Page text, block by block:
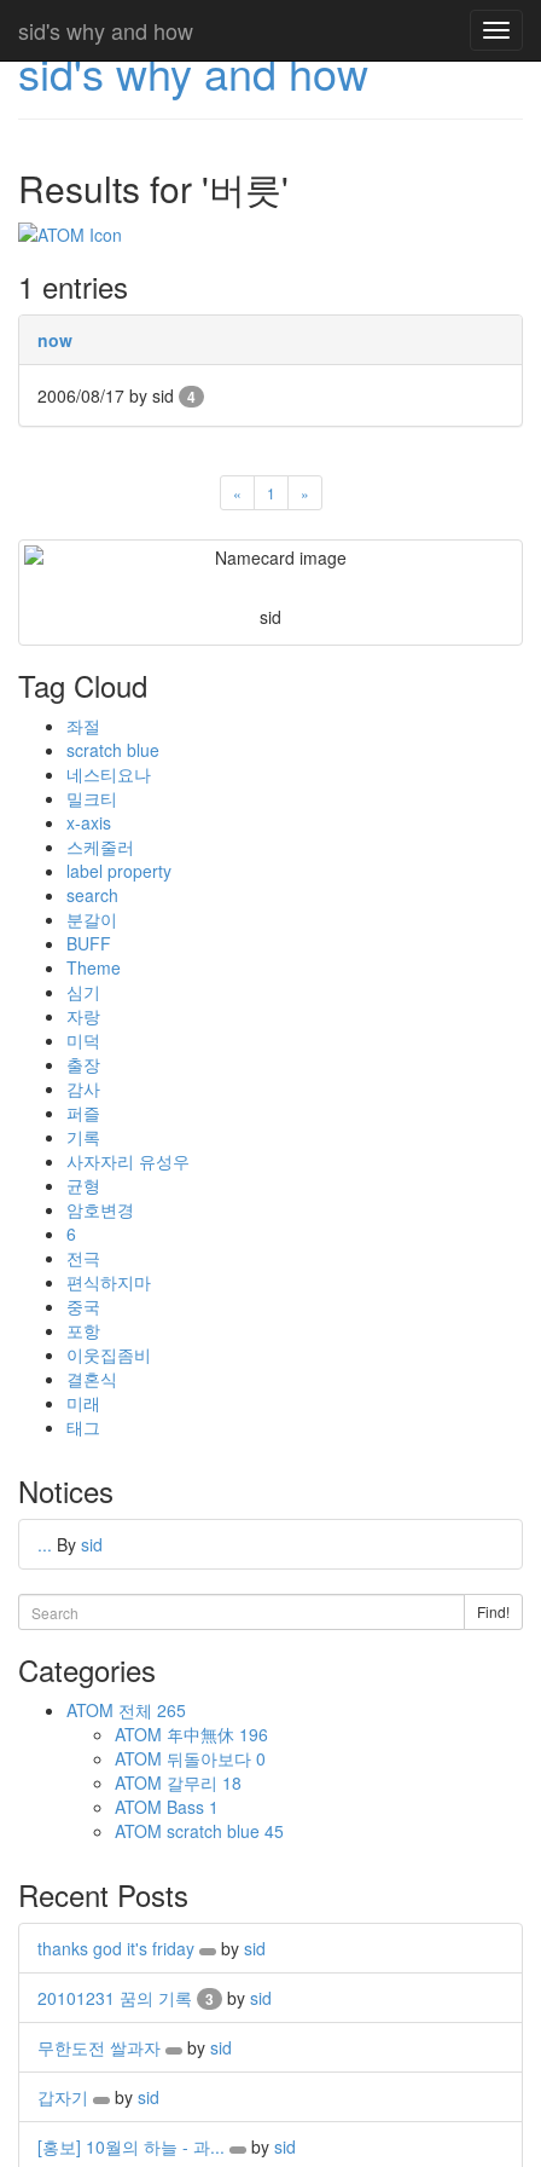
sid's why and how
sid's why and how
Results for '버릇'
1 entries
now
2006/08/17 by sid 4
« 1 »
sid
Tag Cloud
좌절
scratch blue
네스티요나
밀크티
x-axis
스케줄러
label property
search
분갈이
BUFF
Theme
심기
자랑
미덕
출장
감사
퍼즐
기록
사자자리 유성우
균형
암호변경
6
전극
편식하지마
중국
포항
이웃집좀비
결혼식
미래
태그
Notices
... By sid
Find!
Categories
ATOM 전체 265
ATOM 年中無休 196
ATOM 뒤돌아보다 0
ATOM 갈무리 18
ATOM Bass 1
ATOM scratch blue 45
Recent Posts
thanks god it's friday by sid
20101231 꿈의 기록 3 by sid
무한도전 쌀과자 by sid
갑자기 by sid
[홍보] 10월의 하늘 - 과... by sid